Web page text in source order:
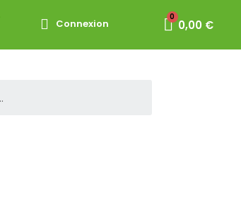
Connexion 0,00 €